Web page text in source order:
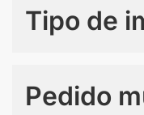
Tipo de
Pedido